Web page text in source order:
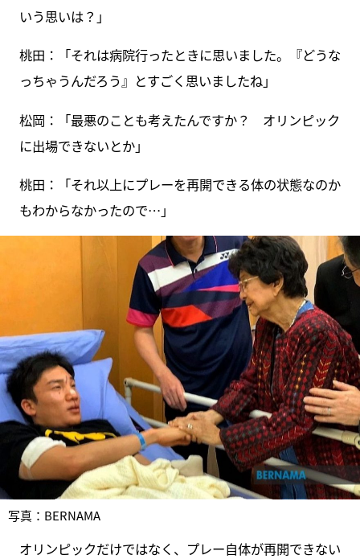
いう思いは？」
桃田：「それは病院行ったときに思いました。『どうな
っちゃうんだろう』とすごく思いましたね」
松岡：「最悪のことも考えたんですか？ オリンピック
に出場できないとか」
桃田：「それ以上にプレーを再開できる体の状態なのか
もわからなかったので…」
写真：BERNAMA
オリンピックだけではなく、プレー自体が再開できない